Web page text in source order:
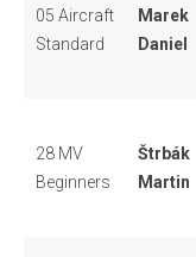
05 Aircraft
Standard
Marek
Daniel
28 MV
Beginners
Štrbák
Martin